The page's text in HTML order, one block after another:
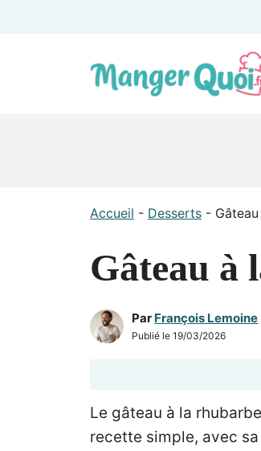
Accueil - Desserts -
Gâteau à
Par François Lemoine
Publié le 19/03/2026
Le gâteau à la
recette simple, avec